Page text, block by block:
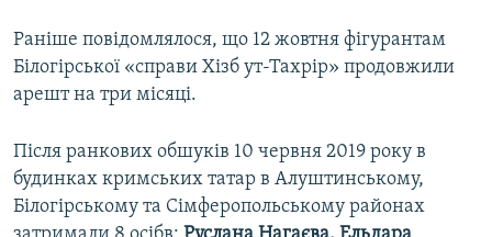
Раніше повідомлялося, що 12 жовтня фігурантам
Білогірської «справи Хізб ут-Тахрір» продовжили
арешт на три місяці.
Після ранкових обшуків 10 червня 2019 року в
будинках кримських татар в Алуштинському,
Білогірському та Сімферопольському районах